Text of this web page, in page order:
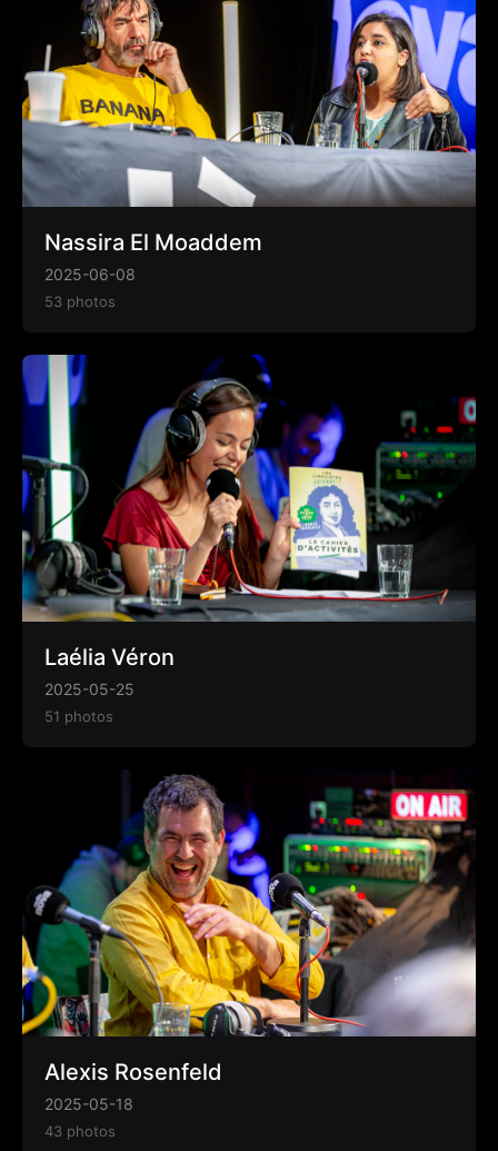
Nassira El Moaddem
2025-06-08
53 photos
Laélia Véron
2025-05-25
51 photos
Alexis Rosenfeld
2025-05-18
43 photos